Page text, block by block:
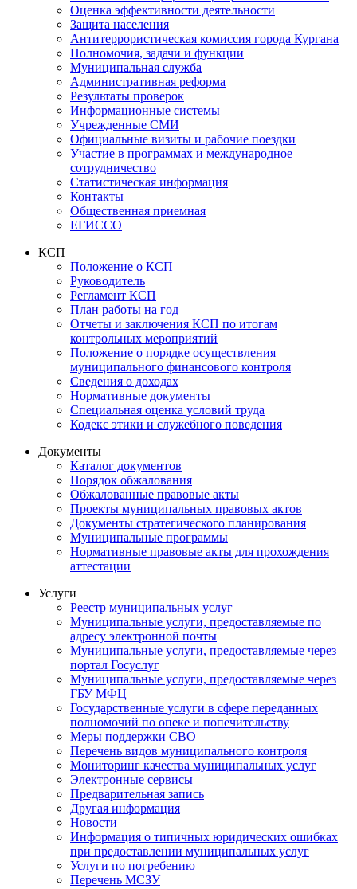
Оценка эффективности деятельности
Защита населения
Антитеррористическая комиссия города Кургана
Полномочия, задачи и функции
Муниципальная служба
Административная реформа
Результаты проверок
Информационные системы
Учрежденные СМИ
Официальные визиты и рабочие поездки
Участие в программах и международное
сотрудничество
Статистическая информация
Контакты
Общественная приемная
ЕГИССО
КСП
Положение о КСП
Руководитель
Регламент КСП
План работы на год
Отчеты и заключения КСП по итогам
контрольных мероприятий
Положение о порядке осуществления
муниципального финансового контроля
Сведения о доходах
Нормативные документы
Специальная оценка условий труда
Кодекс этики и служебного поведения
Документы
Каталог документов
Порядок обжалования
Обжалованные правовые акты
Проекты муниципальных правовых актов
Документы стратегического планирования
Муниципальные программы
Нормативные правовые акты для прохождения
аттестации
Услуги
Реестр муниципальных услуг
Муниципальные услуги, предоставляемые по
адресу электронной почты
Муниципальные услуги, предоставляемые через
портал Госуслуг
Муниципальные услуги, предоставляемые через
ГБУ МФЦ
Государственные услуги в сфере переданных
полномочий по опеке и попечительству
Меры поддержки СВО
Перечень видов муниципального контроля
Мониторинг качества муниципальных услуг
Электронные сервисы
Предварительная запись
Другая информация
Новости
Информация о типичных юридических ошибках
при предоставлении муниципальных услуг
Услуги по погребению
Перечень МСЗУ